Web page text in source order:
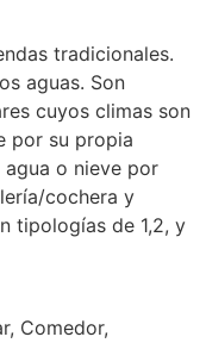
tradicionales.
aguas. Son
cuyos climas son
por su propia
o nieve por
cochera y
tipologías de 1,2, y
Comedor,